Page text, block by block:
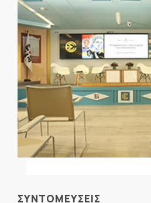
ΣΥΝΤΟΜΕΥΣΕΙΣ